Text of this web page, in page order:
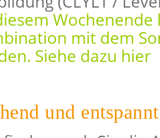
mit dem
Siehe dazu hier
und